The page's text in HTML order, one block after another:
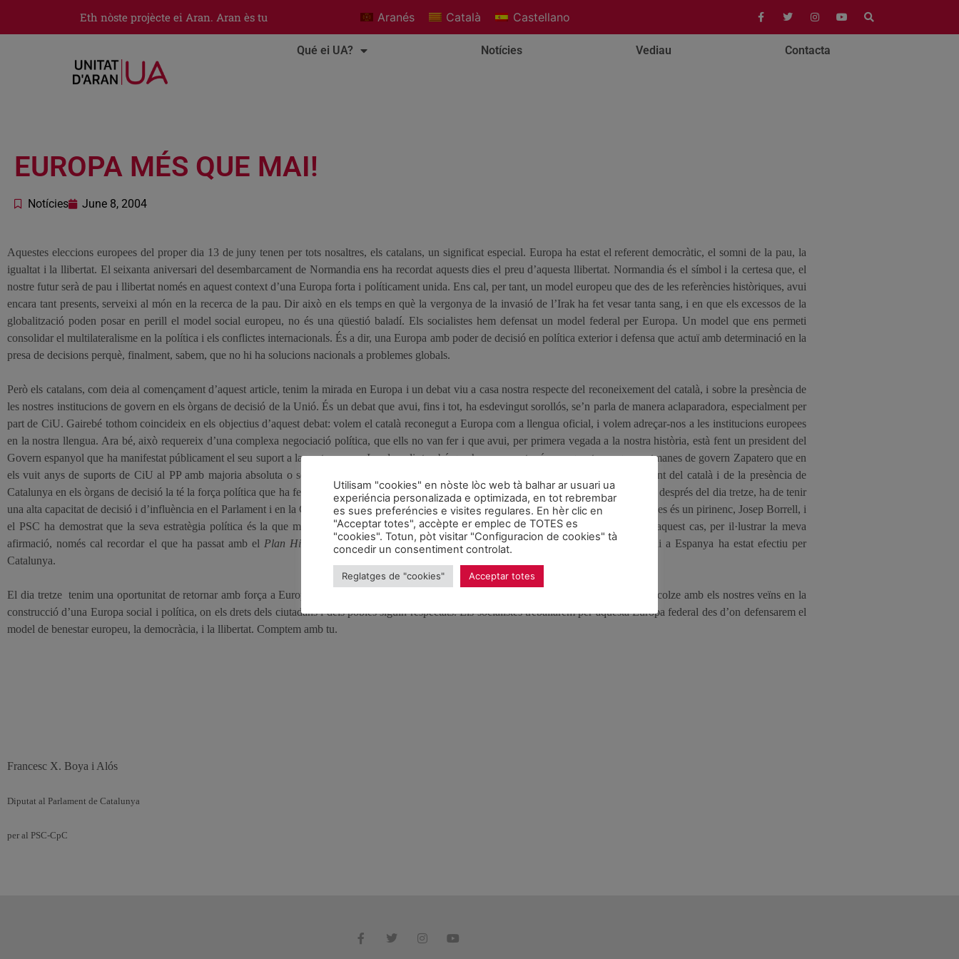
Eth nòste projècte ei Aran. Aran ès tu Aranés Català Castellano
Qué ei UA? Notícies Vediau Contacta
EUROPA MÉS QUE MAI!
Notícies June 8, 2004
Aquestes eleccions europees del proper dia 13 de juny tenen per tots nosaltres, els catalans, un significat especial. Europa ha estat el referent democràtic, el somni de la pau, la
igualtat ila llibertat. El seixanta aniversari del desembarcament de Normandia ens ha recordat aquests dies el preu d’aquesta llibertat. Normandia és el símbol i la certesa que, el
nostre futur serà de pau i llibertat només en aquest context d’una Europa forta i políticament unida. Ens cal, per tant, un model europeu que des de les referències històriques, avui
encara tant presents, serveixi al món en la recerca de la pau. Dir això en els temps en què la vergonya de la invasió de l’Irak ha fet vesar tanta sang, i en que els excessos de la
globalització poden posar en perill el model social europeu, no és una qüestió baladí. Els socialistes hem defensat un model federal per Europa. Un model que ens permeti
consolidar el multilateralisme en la política i els conflictes internacionals. És a dir, una Europa amb poder de decisió en política exterior i defensa que actuï amb determinació en la
presa de decisions perquè, finalment, sabem, que no hi ha solucions nacionals a problemes globals.
Però els catalans, com deia al començament d’aquest article, tenim la mirada en Europa i un debat viu a casa nostra respecte del reconeixement del català, i sobre la presència de
les nostres institucions de govern en els òrgans de decisió de la Unió. És un debat que avui, fins i tot, ha esdevingut sorollós, se’n parla de manera aclaparadora, especialment per
part de CiU. Gairebé tothom coincideix en els objectius d’aquest debat: volem el català reconegut a Europa com a llengua oficial, i volem adreçar-nos a les institucions europees
en la nostra llengua. Ara bé, això requereix d’una complexa negociació política, que ells no van fer i que avui, per primera vegada a la nostra història, està fent un president del
Govern espanyol que ha manifestat públicament el seu suport a la nostra causa. I podem dir també que hem avançat més en aquestes poques setmanes de govern Zapatero que en
els vuit anys de suports de CiU al PP amb majoria absoluta o sense. Per tant, en aquestes eleccions, la garantia d’avançar en el reconeixement del català i de la presència de
Catalunya en els òrgans de decisió la té la força política que ha fet possible aquesta nova situació de complicitat amb el Govern d’Espanya i que, després del dia tretze, ha de tenir
una alta capacitat de decisió i d’influència en el Parlament i en la Comissió Europea. Noen va, el candidat espanyol en aquestes eleccions europees és un pirinenc, Josep Borrell, i
el PSC ha demostrat que la seva estratègia política és la que millor permet defensar a Espanya i a Europa els interessos dels catalans. I en aquest cas, per il·lustrar la meva
afirmació, només cal recordar el que ha passat amb el Plan Hidrológico Nacional, per adonar-se’n que el tàndem CiU – PP ni a Europa ni a Espanya ha estat efectiu per
Catalunya.
El dia tretze tenim una oportunitat de retornar amb força a Europa, i de fer, també des de Catalunya, una veritable aposta per treballar colze a colze amb els nostres veïns en la
construcció d’una Europa social i política, on els drets dels ciutadans i dels pobles siguin respectats. Els socialistes treballarem per aquesta Europa federal des d’on defensarem el
model de benestar europeu, la democràcia, i la llibertat. Comptem amb tu.
Francesc X. Boya i Alós
Diputat al Parlament de Catalunya
per al PSC-CpC
Utilisam "cookies" en nòste lòc web tà balhar ar usuari ua
experiéncia personalizada e optimizada, en tot rebrembar
es sues preferéncies e visites regulares. En hèr clic en
"Acceptar totes", accèpte er emplec de TOTES es
"cookies". Totun, pòt visitar "Configuracion de cookies" tà
concedir un consentiment controlat.
Reglatges de "cookies" Acceptar totes